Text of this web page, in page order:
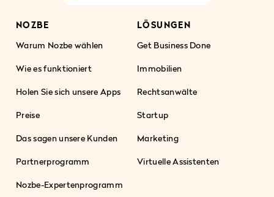
NOZBE
Warum Nozbe wählen
Wie es funktioniert
Holen Sie sich unsere Apps
Preise
Das sagen unsere Kunden
Partnerprogramm
Nozbe-Expertenprogramm
LÖSUNGEN
Get Business Done
Immobilien
Rechtsanwälte
Startup
Marketing
Virtuelle Assistenten